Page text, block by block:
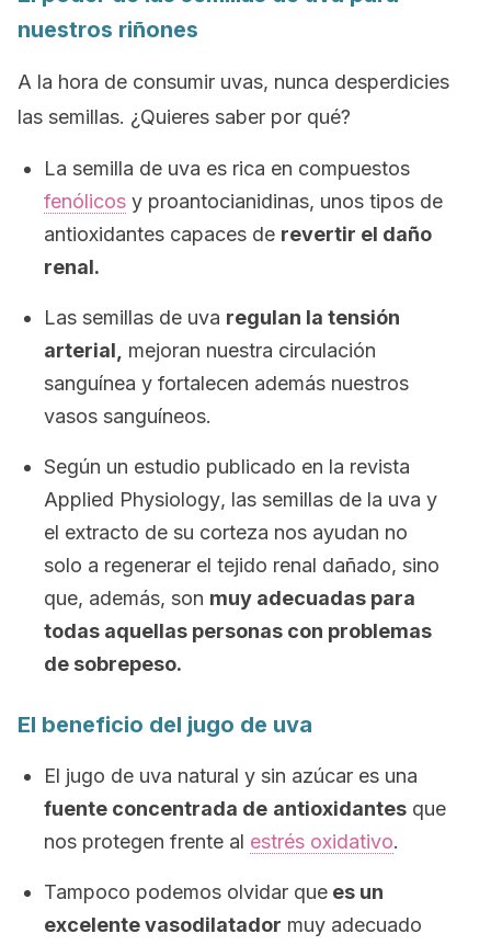
nuestros riñones
A la hora de consumir uvas, nunca desperdicies
las semillas. ¿Quieres saber por qué?
La semilla de uva es rica en compuestos
fenólicos y proantocianidinas, unos tipos de
antioxidantes capaces de revertir el daño
renal.
Las semillas de uva regulan la tensión
arterial,
mejoran nuestra circulación
sanguínea y fortalecen además nuestros
vasos sanguíneos.
Según un estudio publicado en la revista
Applied Physiology, las semillas de la uva y
el extracto de su corteza nos ayudan no
solo a regenerar el tejido renal dañado, sino
que, además, son muy adecuadas para
todas aquellas personas con problemas
de sobrepeso.
El beneficio del jugo de uva
El jugo de uva natural y sin azúcar es una
fuente concentrada de antioxidantes que
nos protegen frente al estrés oxidativo.
Tampoco podemos olvidar que es un
excelente vasodilatador muy adecuado